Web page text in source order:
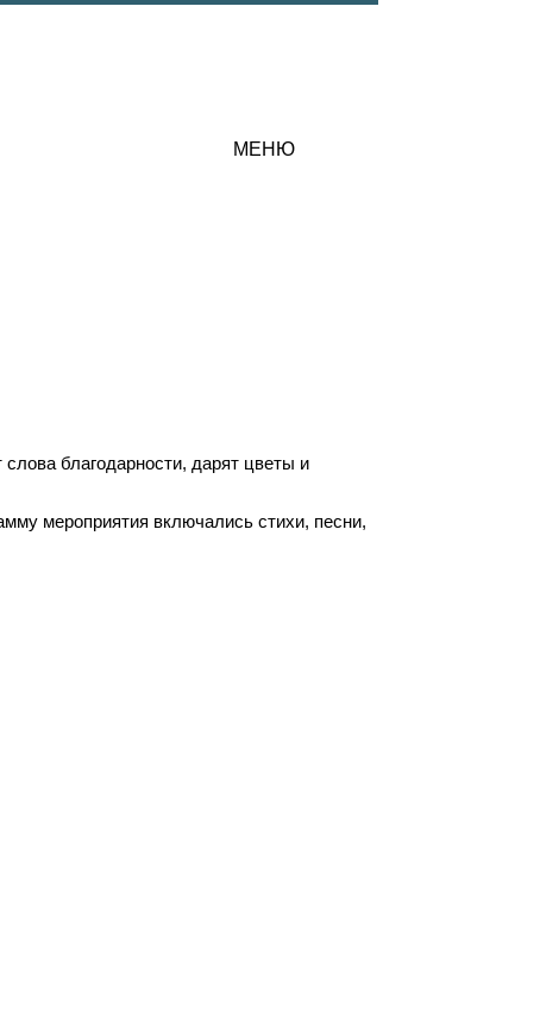
МЕНЮ
благодарности, дарят цветы и
мероприятия включались стихи, песни,